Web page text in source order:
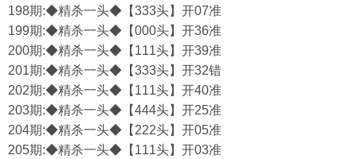
198期:◆精杀一头◆【333头】开07准
199期:◆精杀一头◆【000头】开36准
200期:◆精杀一头◆【111头】开39准
201期:◆精杀一头◆【333头】开32错
202期:◆精杀一头◆【111头】开40准
203期:◆精杀一头◆【444头】开25准
204期:◆精杀一头◆【222头】开05准
205期:◆精杀一头◆【111头】开03准